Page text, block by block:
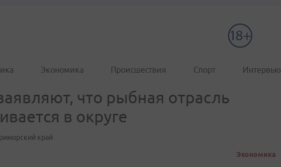
Экономика Происшествия Спорт Интервью
что рыбная отрасль
в округе
край
Экономика